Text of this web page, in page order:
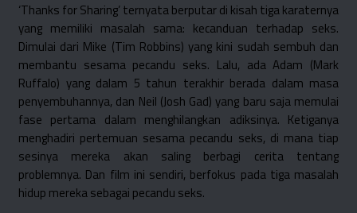
‘Thanks for Sharing’ ternyata berputar di kisah tiga karaternya
yang memiliki masalah sama: kecanduan terhadap seks.
Dimulai dari Mike (Tim Robbins) yang kini sudah sembuh dan
membantu sesama pecandu seks. Lalu, ada Adam (Mark
Ruffalo) yang dalam 5 tahun terakhir berada dalam masa
penyembuhannya, dan Neil (Josh Gad) yang baru saja memulai
fase pertama dalam menghilangkan adiksinya. Ketiganya
menghadiri pertemuan sesama pecandu seks, di mana tiap
sesinya mereka akan saling berbagi cerita tentang
problemnya. Dan film ini sendiri, berfokus pada tiga masalah
hidup mereka sebagai pecandu seks.